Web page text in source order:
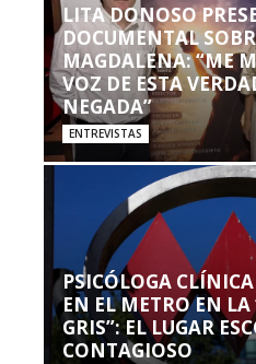
LITA DONOSO
DOCUMENTAL
MAGDALENA: “ME
VOZ DE ESTA
NEGADA”
ENTREVISTAS
PSICÓLOGA
EN EL METRO EN
GRIS”: EL LUGAR
CONTAGIOSO